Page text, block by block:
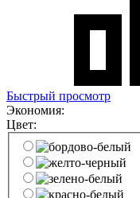
Быстрый просмотр
Экономия:
Цвет: